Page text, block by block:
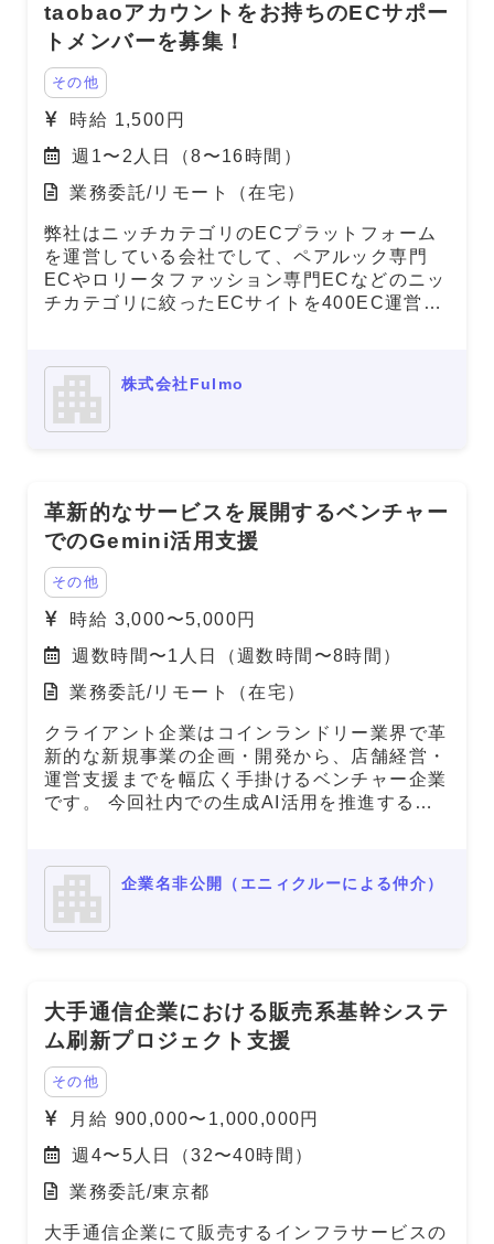
taobaoアカウントをお持ちのECサポー
トメンバーを募集！
その他
時給 1,500円
週1〜2人日（8〜16時間）
業務委託/リモート（在宅）
弊社はニッチカテゴリのECプラットフォーム
を運営している会社でして、ペアルック専門
ECやロリータファッション専門ECなどのニッ
チカテゴリに絞ったECサイトを400EC運営し
など、SEOを中心とした集客で流通総額を拡
大していっております。 この先、国内では
5,000EC立ち上げ、海外も含めて4万EC立ち
株式会社Fulmo
革新的なサービスを展開するベンチャー
でのGemini活用支援
その他
時給 3,000〜5,000円
週数時間〜1人日（週数時間〜8時間）
業務委託/リモート（在宅）
クライアント企業はコインランドリー業界で革
新的な新規事業の企画・開発から、店舗経営・
運営支援までを幅広く手掛けるベンチャー企業
です。 今回社内での生成AI活用を推進するた
トではGoogle Workspaceの有料プランに契約
しているので、それに付帯するGeminiの活用
を前提に考えています。
企業名非公開（エニィクルーによる仲介）
大手通信企業における販売系基幹システ
ム刷新プロジェクト支援
その他
月給 900,000〜1,000,000円
週4〜5人日（32〜40時間）
業務委託/東京都
大手通信企業にて販売するインフラサービスの